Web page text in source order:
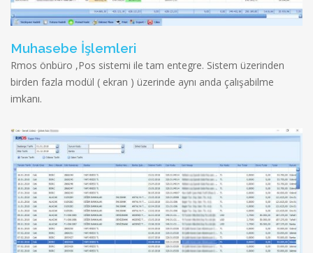
Muhasebe İşlemleri
Rmos önbüro ,Pos sistemi ile tam entegre. Sistem üzerinden
birden fazla modül ( ekran ) üzerinde aynı anda çalışabilme
imkanı.